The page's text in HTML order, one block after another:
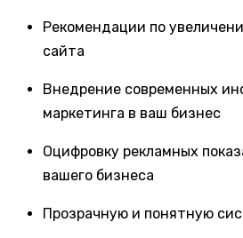
Рекомендации по
сайта
Внедрение современных
маркетинга в ваш бизнес
Оцифровку рекламных
вашего бизнеса
Прозрачную и понятную